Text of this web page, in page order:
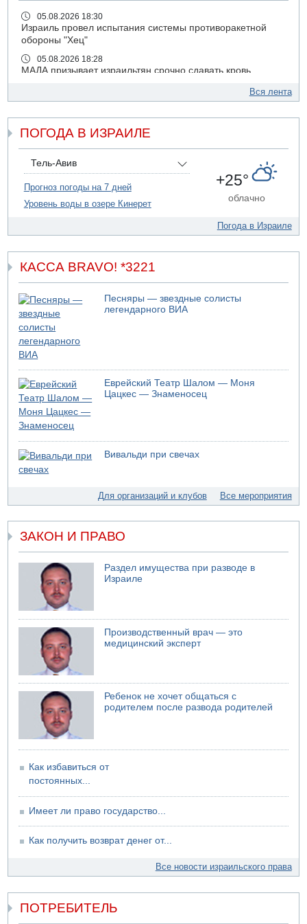
05.08.2026 18:30
Израиль провел испытания системы противоракетной
обороны "Хец"
05.08.2026 18:28
МАДА призывает израильтян срочно сдавать кровь
Бывший посол Израиля в ООН Гилад Эрдан объявит в
05.08.2026 13:49
На севере Израиля на берег выбросило тело
05.08.2026 13:32
В России горят новые склады
05.08.2026 10:19
Хуситы сообщают об атаке по Саудовскому танкеру
Левые активисты пытались ворваться в офис
05.08.2026 06:42
Еще один меморандум для Ирана
04.08.2026 20:31
Минздрав и Министерство экологии сообщили о
необычно высоком уровне загрязнения воды в девяти
реках и ручьях на севере страны
04.08.2026 19:20
Шоссе 6 и участок шоссе 1 в восточном направлении в
районе Бейт-Шемеша вновь открыты для движения
04.08.2026 18:17
в результате нападения на улице Левински в Тель-
Авиве
Американцы за пять месяцев израсходовали почти все
04.08.2026 13:12
Ракетная атака на судно вблизи Омана
04.08.2026 12:29
Малыш обварился супом в Бней-Браке
04.08.2026 10:13
Троих подростков унесло течением на Кинерете
04.08.2026 08:45
Атака на склады в Подмосковье и Ленинградской
области
04.08.2026 06:53
Суд "Ликуда" отменил решение конференции партии
04.08.2026 06:10
Пожар в квартире в Ашдоде
Вся лента
ПОГОДА В ИЗРАИЛЕ
Тель-Авив
Прогноз погоды на 7 дней
Уровень воды в озере Кинерет
+25°
облачно
Погода в Израиле
КАССА BRAVO! *3221
Песняры — звездные солисты
легендарного ВИА
Еврейский Театр Шалом — Моня
Цацкес — Знаменосец
Вивальди при свечах
Для организаций и клубов Все мероприятия
ЗАКОН И ПРАВО
Раздел имущества при разводе в
Израиле
Производственный врач — это
медицинский эксперт
Ребенок не хочет общаться с
родителем после развода родителей
Как избавиться от
постоянных...
Имеет ли право государство...
Как получить возврат денег от...
Все новости израильского права
ПОТРЕБИТЕЛЬ